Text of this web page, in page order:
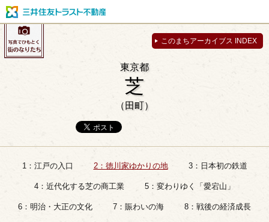
このまちアーカイブス INDEX
東京都
芝
（田町）
1：江戸の入口 2：徳川家ゆかりの地 3：日本初の鉄道
4：近代化する芝の商工業 5：変わりゆく「愛宕山」
6：明治・大正の文化 7：賑わいの海 8：戦後の経済成長